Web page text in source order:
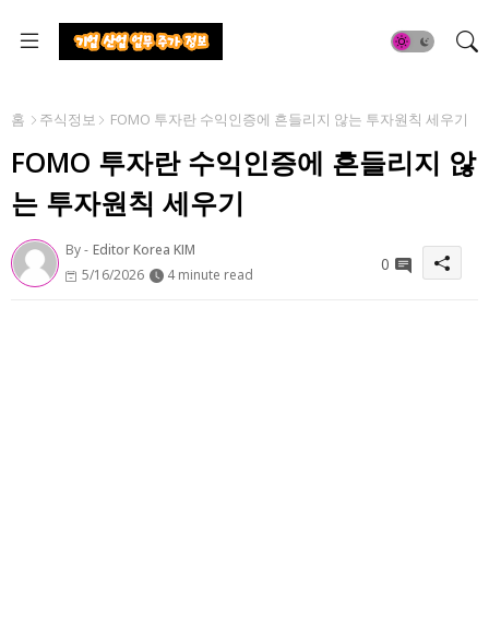
홈 주식정보 FOMO 투자란 수익인증에 흔들리지 않는 투자원칙 세우기
FOMO 투자란 수익인증에 흔들리지 않
는 투자원칙 세우기
By - Editor Korea KIM
5/16/2026
4 minute read
0